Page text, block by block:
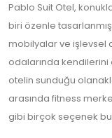
Pablo Suit Otel,
biri özenle
mobilyalar ve işlevsel
odalarında
otelin sunduğu
arasında fitness
gibi birçok seçenek